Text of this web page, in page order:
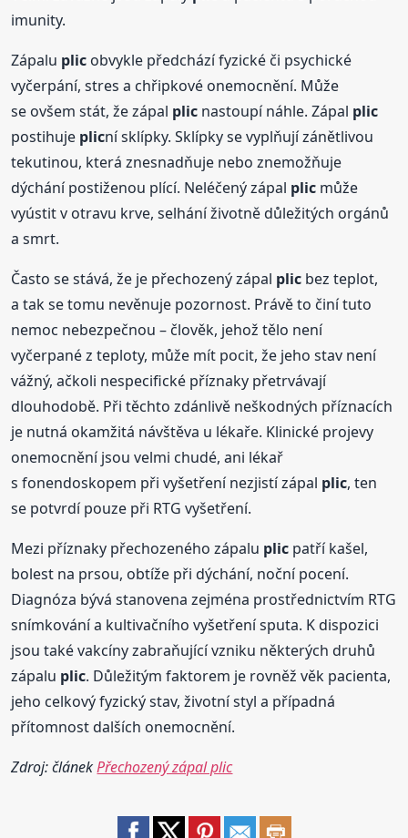
imunity.
Zápalu plic obvykle předchází fyzické či psychické
vyčerpání, stres a chřipkové onemocnění. Může
se ovšem stát, že zápal plic nastoupí náhle. Zápal plic
postihuje plicní sklípky. Sklípky se vyplňují zánětlivou
tekutinou, která znesnadňuje nebo znemožňuje
dýchání postiženou plící. Neléčený zápal plic může
vyústit v otravu krve, selhání životně důležitých orgánů
a smrt.
Často se stává, že je přechozený zápal plic bez teplot,
a tak se tomu nevěnuje pozornost. Právě to činí tuto
nemoc nebezpečnou – člověk, jehož tělo není
vyčerpané z teploty, může mít pocit, že jeho stav není
vážný, ačkoli nespecifické příznaky přetrvávají
dlouhodobě. Při těchto zdánlivě neškodných příznacích
je nutná okamžitá návštěva u lékaře. Klinické projevy
onemocnění jsou velmi chudé, ani lékař
s fonendoskopem při vyšetření nezjistí zápal plic, ten
se potvrdí pouze při RTG vyšetření.
Mezi příznaky přechozeného zápalu plic patří kašel,
bolest na prsou, obtíže při dýchání, noční pocení.
Diagnóza bývá stanovena zejména prostřednictvím RTG
snímkování a kultivačního vyšetření sputa. K dispozici
jsou také vakcíny zabraňující vzniku některých druhů
zápalu plic. Důležitým faktorem je rovněž věk pacienta,
jeho celkový fyzický stav, životní styl a případná
přítomnost dalších onemocnění.
Zdroj: článekPřechozený zápal plic